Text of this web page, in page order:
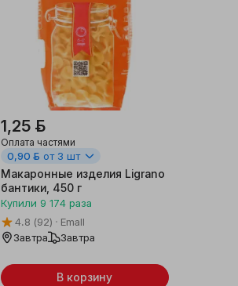
1,25 ƃ
Оплата частями
0,90 ƃ от 3 шт
Макаронные изделия Ligrano
бантики, 450 г
Купили 9 174 раза
4.8 (92)
Emall
Завтра
Завтра
В корзину